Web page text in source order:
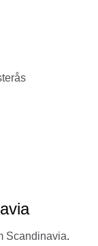
Scandinavia.